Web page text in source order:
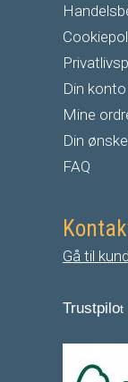
Din
Mine
Din
FAQ
Gå til
Trustpilot